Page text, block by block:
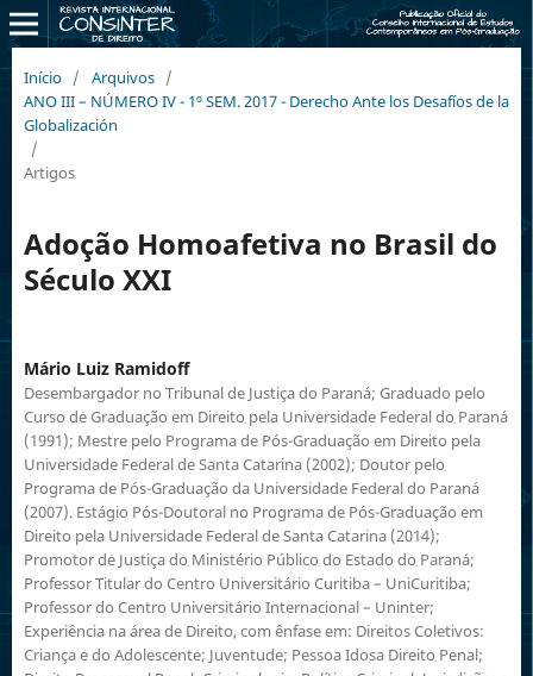
Início / Arquivos /
ANO III – NÚMERO IV - 1º SEM. 2017 - Derecho Ante los Desafíos de la
Globalización
/
Artigos
Adoção Homoafetiva no Brasil do
Século XXI
Mário Luiz Ramidoff
Desembargador no Tribunal de Justiça do Paraná; Graduado pelo
Curso de Graduação em Direito pela Universidade Federal do Paraná
(1991); Mestre pelo Programa de Pós-Graduação em Direito pela
Universidade Federal de Santa Catarina (2002); Doutor pelo
Programa de Pós-Graduação da Universidade Federal do Paraná
(2007). Estágio Pós-Doutoral no Programa de Pós-Graduação em
Direito pela Universidade Federal de Santa Catarina (2014);
Promotor de Justiça do Ministério Público do Estado do Paraná;
Professor Titular do Centro Universitário Curitiba – UniCuritiba;
Professor do Centro Universitário Internacional – Uninter;
Experiência na área de Direito, com ênfase em: Direitos Coletivos:
Criança e do Adolescente; Juventude; Pessoa Idosa Direito Penal;